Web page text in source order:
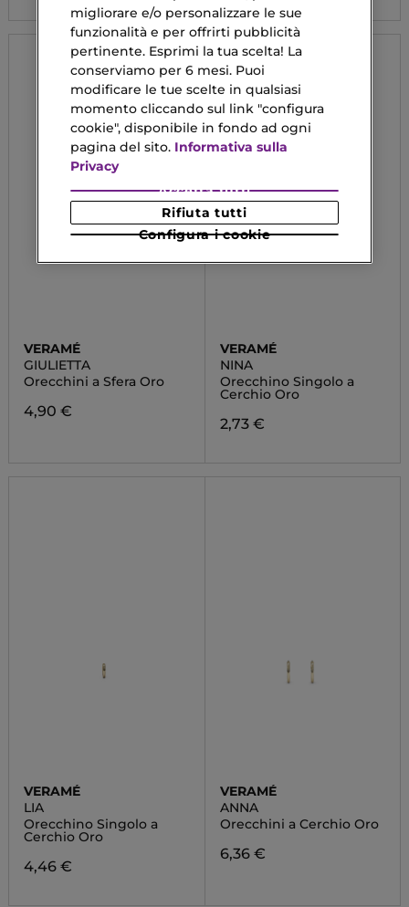
VERAMÉ
GIULIETTA
Orecchini a Sfera Oro
4,90 €
VERAMÉ
NINA
Orecchino Singolo a
Cerchio Oro
2,73 €
VERAMÉ
LIA
Orecchino Singolo a
Cerchio Oro
4,46 €
VERAMÉ
ANNA
Orecchini a Cerchio Oro
6,36 €
migliorare e/o personalizzare le sue
funzionalità e per offrirti pubblicità
pertinente. Esprimi la tua scelta! La
conserviamo per 6 mesi. Puoi
modificare le tue scelte in qualsiasi
momento cliccando sul link "configura
cookie", disponibile in fondo ad ogni
pagina del sito. Informativa sulla
Privacy
Configura i cookie
Rifiuta tutti
Accetta tutti